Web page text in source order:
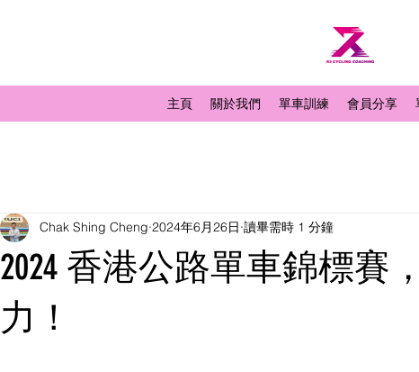
主頁 關於我們 單車訓練 會員分享
2024 香港公路單車錦標賽
力！
Chak Shing Cheng 2024年6月26日 讀畢需時 1 分鐘